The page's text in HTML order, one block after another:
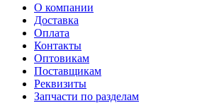
О компании
Доставка
Оплата
Контакты
Оптовикам
Поставщикам
Реквизиты
Запчасти по разделам